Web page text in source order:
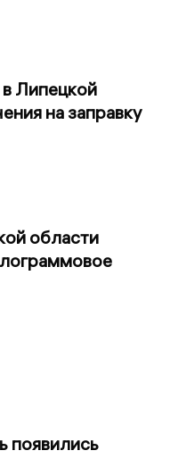
Липецкой
на заправку
области
появились